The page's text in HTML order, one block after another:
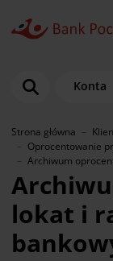
Konta
Strona główna
Oprocentowanie
Archiwum
lokat i